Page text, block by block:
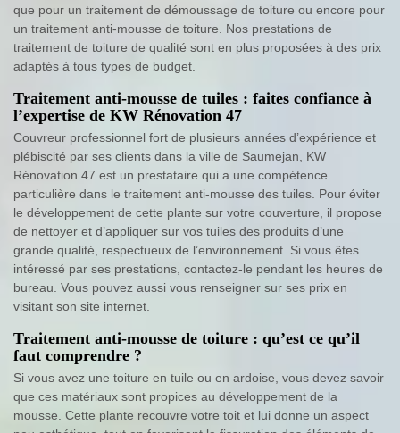
que pour un traitement de démoussage de toiture ou encore pour
un traitement anti-mousse de toiture. Nos prestations de
traitement de toiture de qualité sont en plus proposées à des prix
adaptés à tous types de budget.
Traitement anti-mousse de tuiles : faites confiance à
l’expertise de KW Rénovation 47
Couvreur professionnel fort de plusieurs années d’expérience et
plébiscité par ses clients dans la ville de Saumejan, KW
Rénovation 47 est un prestataire qui a une compétence
particulière dans le traitement anti-mousse des tuiles. Pour éviter
le développement de cette plante sur votre couverture, il propose
de nettoyer et d’appliquer sur vos tuiles des produits d’une
grande qualité, respectueux de l’environnement. Si vous êtes
intéressé par ses prestations, contactez-le pendant les heures de
bureau. Vous pouvez aussi vous renseigner sur ses prix en
visitant son site internet.
Traitement anti-mousse de toiture : qu’est ce qu’il
faut comprendre ?
Si vous avez une toiture en tuile ou en ardoise, vous devez savoir
que ces matériaux sont propices au développement de la
mousse. Cette plante recouvre votre toit et lui donne un aspect